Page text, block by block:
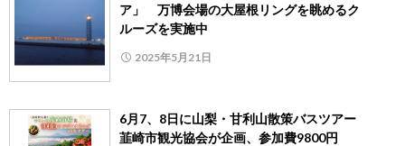
ア」 万博会場の大屋根リングを眺めるク
ルーズを実施中
2025年5月21日
6月7、8日に山梨・甘利山散策バスツアー
韮崎市観光協会が企画、参加費9800円